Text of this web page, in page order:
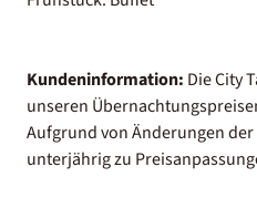
Kundeninformation: Die City
unseren
Aufgrund von Änderungen
unterjährig zu